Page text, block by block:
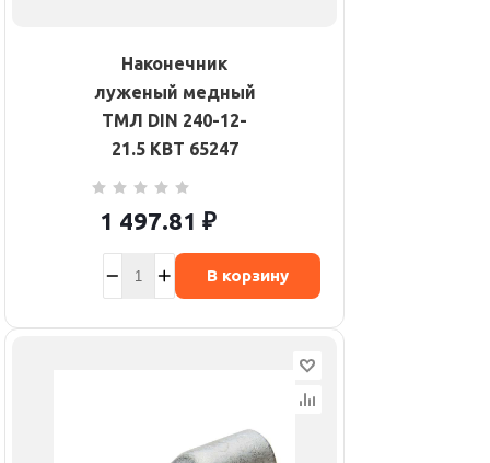
Наконечник
луженый медный
ТМЛ DIN 240-12-
21.5 КВТ 65247
1 497.81 ₽
В корзину